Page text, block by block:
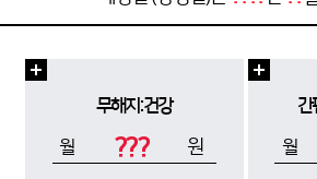
무해지:건강
월 ??? 원
간
월